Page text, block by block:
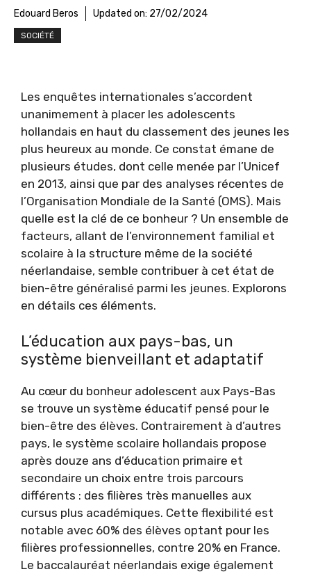
Edouard Beros Updated on: 27/02/2024
SOCIÉTÉ
Les enquêtes internationales s’accordent
unanimement à placer les adolescents
hollandais en haut du classement des jeunes les
plus heureux au monde. Ce constat émane de
plusieurs études, dont celle menée par l’Unicef
en 2013, ainsi que par des analyses récentes de
l’Organisation Mondiale de la Santé (OMS). Mais
quelle est la clé de ce bonheur ? Un ensemble de
facteurs, allant de l’environnement familial et
scolaire à la structure même de la société
néerlandaise, semble contribuer à cet état de
bien-être généralisé parmi les jeunes. Explorons
en détails ces éléments.
L’éducation aux pays-bas, un
système bienveillant et adaptatif
Au cœur du bonheur adolescent aux Pays-Bas
se trouve un système éducatif pensé pour le
bien-être des élèves. Contrairement à d’autres
pays, le système scolaire hollandais propose
après douze ans d’éducation primaire et
secondaire un choix entre trois parcours
différents : des filières très manuelles aux
cursus plus académiques. Cette flexibilité est
notable avec 60% des élèves optant pour les
filières professionnelles, contre 20% en France.
Le baccalauréat néerlandais exige également